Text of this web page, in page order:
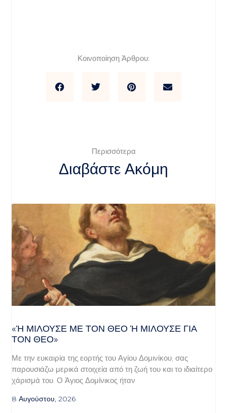
Κοινοποίηση Άρθρου:
Περισσότερα
Διαβάστε Ακόμη
«Ή ΜΙΛΟΎΣΕ ΜΕ ΤΟΝ ΘΕΌ Ή ΜΙΛΟΎΣΕ ΓΙΑ ΤΟ
Ν ΘΕΌ»
Με την ευκαιρία της εορτής του Αγίου Δομινίκου, σας
παρουσιάζω μερικά στοιχεία από τη ζωή του και το ιδιαίτερο
χάρισμά του. Ο Άγιος Δομίνικος ήταν
8 Αυγούστου, 2026